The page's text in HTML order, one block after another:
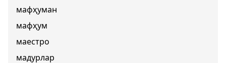
мафҳуман
мафҳум
маестро
мадурлар